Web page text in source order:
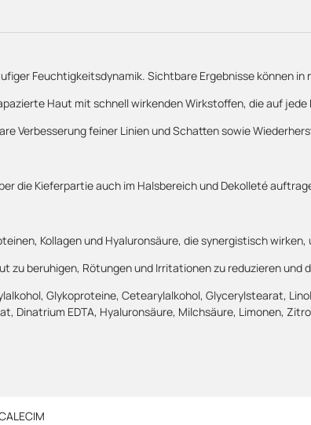
Feuchtigkeitsdynamik. Sichtbare Ergebnisse können
Haut mit schnell wirkenden Wirkstoffen, die auf
Verbesserung feiner Linien und Schatten sowie
die Kieferpartie auch im Halsbereich und Dekolleté
Kollagen und Hyaluronsäure, die synergistisch
zu beruhigen, Rötungen und Irritationen zu reduzieren und
Glykoproteine, Cetearylalkohol, Glycerylstearat,
Dinatrium EDTA, Hyaluronsäure, Milchsäure, Limonen,